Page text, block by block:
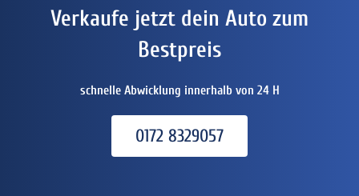
Verkaufe jetzt dein Auto zum
Bestpreis
schnelle Abwicklung innerhalb von 24 H
0172 8329057